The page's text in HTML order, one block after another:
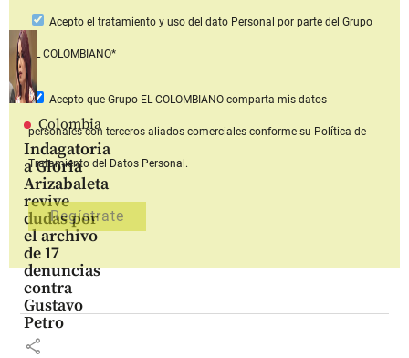
Colombia
Indagatoria
a Gloria
Arizabaleta
revive
dudas por
el archivo
de 17
denuncias
contra
Gustavo
Petro
share
Acepto el tratamiento y uso del dato Personal por parte del Grupo
EL COLOMBIANO*
Acepto que Grupo EL COLOMBIANOcomparta mis datos
personales con terceros aliados comerciales conforme su Política de
Tratamiento del Datos Personal.